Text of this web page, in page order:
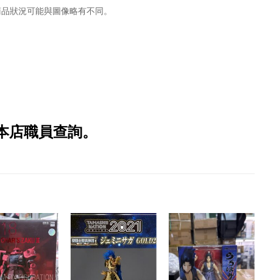
狀況可能與圖像略有不同。
職員查詢。